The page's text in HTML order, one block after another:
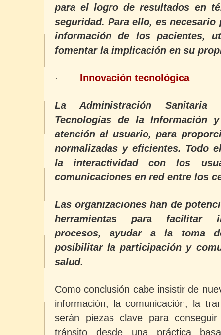
para el logro de resultados en
seguridad. Para ello, es
información de los pacientes,
fomentar la implicación en su
· Innovación tecnológica
La Administración
Tecnologías de la Información
atención al usuario, para
normalizadas y eficientes. Todo
la interactividad con los
comunicaciones en red entre los
Las organizaciones han de
herramientas para facilitar
procesos, ayudar a la toma
posibilitar la participación y
salud.
Como conclusión cabe insistir de
información, la comunicación, la
serán piezas clave para
tránsito desde una práctica